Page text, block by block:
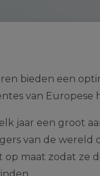
bieden een
van Europese
jaar een groot
van de
op maat zodat ze